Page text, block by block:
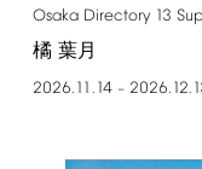
Osaka Directory 13
橘 葉月
2026.11.14–